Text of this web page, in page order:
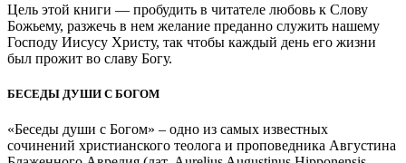
Цель этой книги — пробудить в читателе любовь к Слову
Божьему, разжечь в нем желание преданно служить нашему
Господу Иисусу Христу, так чтобы каждый день его жизни
был прожит во славу Богу.
БЕСЕДЫ ДУШИ С БОГОМ
«Беседы души с Богом» – одно из самых известных
сочинений христианского теолога и проповедника Августина